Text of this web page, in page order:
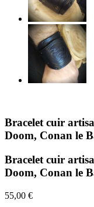
Bracelet cuir
Doom, Conan le
Bracelet cuir
Doom, Conan le
55,00 €